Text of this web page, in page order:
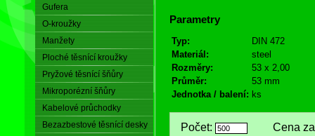
Gufera
O-kroužky
Manžety
Ploché těsnící kroužky
Pryžové těsnící šňůry
Mikroporézní šňůry
Kabelové průchodky
Bezazbestové těsnící desky
Parametry
Typ:
DIN 472
Materiál:
steel
Rozměry:
53 x 2,00
Průměr:
53 mm
Jednotka / balení: ks
Počet: Cena za